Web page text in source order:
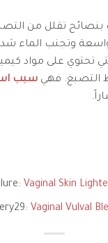
بنصائح تقلل من
وتجنب الماء
تحتوي على مواد
التصبغ. فهي سبب
Vaginal Skin
Vaginal Vulval